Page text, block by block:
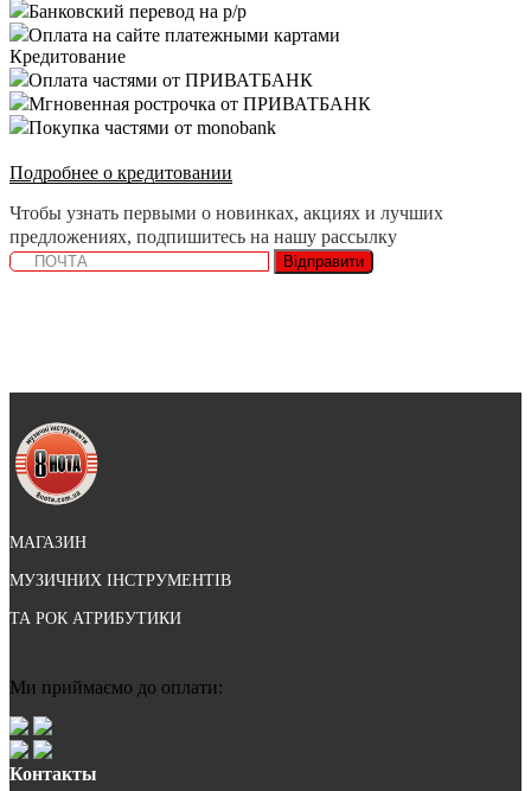
Банковский перевод на р/р
Оплата на сайте платежными картами
Кредитование
Оплата частями от ПРИВАТБАНК
Мгновенная рострочка от ПРИВАТБАНК
Покупка частями от monobank
Подробнее о кредитовании
Чтобы узнать первыми о новинках, акциях и лучших
предложениях, подпишитесь на нашу рассылку
Відправити
МАГАЗИН
МУЗИЧНИХ ІНСТРУМЕНТІВ
ТА РОК АТРИБУТИКИ
Ми приймаємо до оплати:
Контакты